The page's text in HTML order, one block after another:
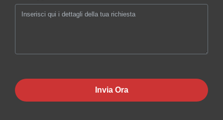
Invia Ora